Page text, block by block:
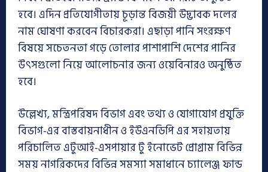
হবে। এদিন প্রতিযোগীতায় চূড়ান্ত বিজয়ী উদ্ভাবক দলের
নাম ঘোষণা করবেন বিচারকরা। এছাড়া পানি সংরক্ষণ
বিষয়ে সচেতনতা গড়ে তোলার পাশাপাশি দেশের পানির
উৎসগুলো নিয়ে আলোচনার জন্য ওয়েবিনারও অনুষ্ঠিত
হবে।
উল্লেখ্য, মন্ত্রিপরিষদ বিভাগ এবং তথ্য ও যোগাযোগ প্রযুক্তি
বিভাগ-এর বাস্তবায়নাধীন ও ইউএনডিপি এর সহায়তায়
পরিচালিত এটুআই-এসপায়ার টু ইনোভেট প্রোগ্রাম বিভিন্ন
সময় নাগরিকদের বিভিন্ন সমস্যা সমাধানে চ্যালেঞ্জ ফান্ড